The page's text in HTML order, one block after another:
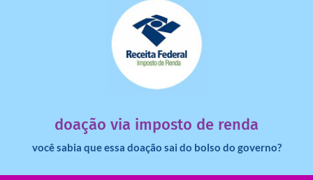
doação via imposto de renda
você sabia que essa doação sai do bolso do governo?
dinheiro deixa de ir para o governo?
saiba mais